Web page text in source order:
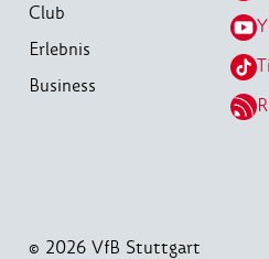
Club
Erlebnis
Business
© 2026 VfB Stuttgart